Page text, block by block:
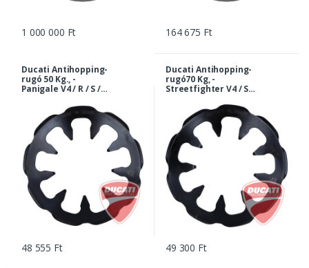
1 000 000 Ft 164 675 Ft
Ducati Antihopping-
rugó 50 Kg., -
Panigale V4 / R / S /
96080041AC
48 555 Ft
Ducati Antihopping-
rugó70 Kg, -
Streetfighter V4 / S /
Corse / Speciale |
96080041AE
49 300 Ft